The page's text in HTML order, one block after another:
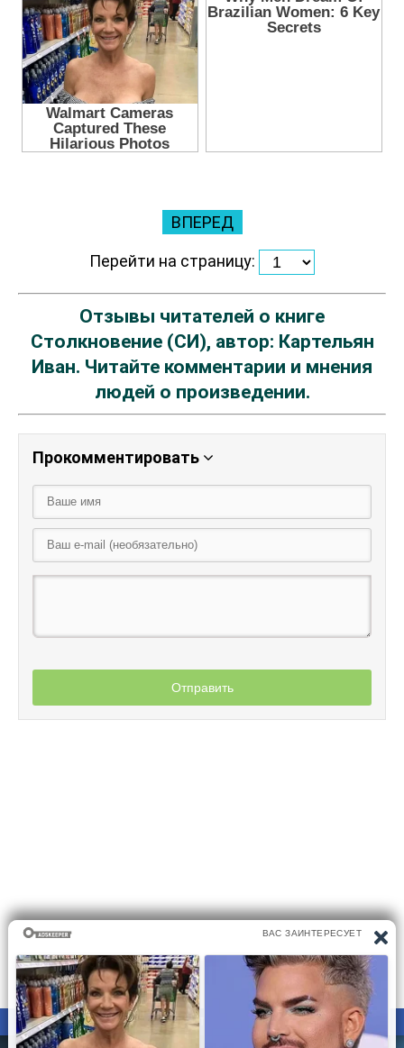
ВПЕРЕД
Перейти на страницу:
Отзывы читателей о книге
Столкновение (СИ), автор: Картельян
Иван. Читайте комментарии и мнения
людей о произведении.
Прокомментировать
Отправить
ПРАВООБЛАДАТЕЛЯМ ПОЛИТИКА КОНФИДЕНЦИАЛЬНОСТИ